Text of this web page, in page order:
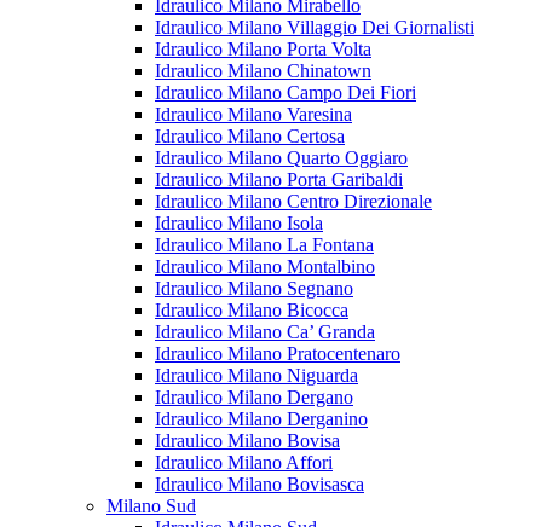
Idraulico Milano Mirabello
Idraulico Milano Villaggio Dei Giornalisti
Idraulico Milano Porta Volta
Idraulico Milano Chinatown
Idraulico Milano Campo Dei Fiori
Idraulico Milano Varesina
Idraulico Milano Certosa
Idraulico Milano Quarto Oggiaro
Idraulico Milano Porta Garibaldi
Idraulico Milano Centro Direzionale
Idraulico Milano Isola
Idraulico Milano La Fontana
Idraulico Milano Montalbino
Idraulico Milano Segnano
Idraulico Milano Bicocca
Idraulico Milano Ca’ Granda
Idraulico Milano Pratocentenaro
Idraulico Milano Niguarda
Idraulico Milano Dergano
Idraulico Milano Derganino
Idraulico Milano Bovisa
Idraulico Milano Affori
Idraulico Milano Bovisasca
Milano Sud